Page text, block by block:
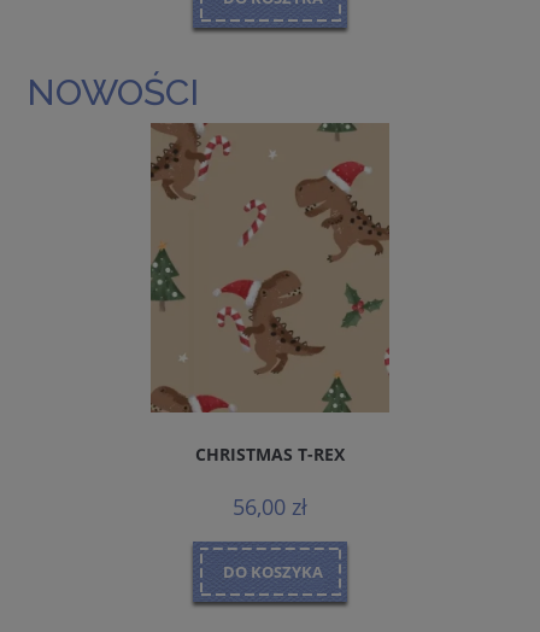
NOWOŚCI
CHRISTMAS T-REX
56,00 zł
DO KOSZYKA